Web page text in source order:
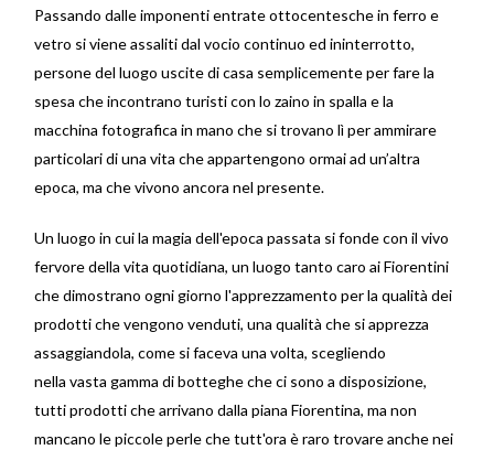
Passando dalle imponenti entrate ottocentesche in ferro e
vetro si viene assaliti dal vocio continuo ed ininterrotto,
persone del luogo uscite di casa semplicemente per fare la
spesa che incontrano turisti con lo zaino in spalla e la
macchina fotografica in mano che si trovano lì per ammirare
particolari di una vita che appartengono ormai ad un’altra
epoca, ma che vivono ancora nel presente.
Un luogo in cui la magia dell'epoca passata si fonde con il vivo
fervore della vita quotidiana, un luogo tanto caro ai Fiorentini
che dimostrano ogni giorno l'apprezzamento per la qualità dei
prodotti che vengono venduti, una qualità che si apprezza
assaggiandola, come si faceva una volta, scegliendo
nella vasta gamma di botteghe che ci sono a disposizione,
tutti prodotti che arrivano dalla piana Fiorentina, ma non
mancano le piccole perle che tutt'ora è raro trovare anche nei